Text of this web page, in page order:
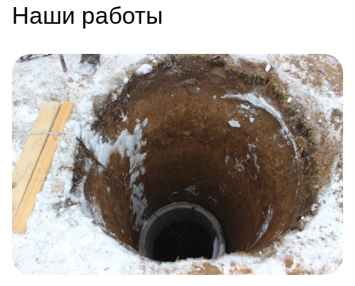
Наши работы